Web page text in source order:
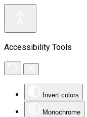
Accessibility Tools
Invert colors
Monochrome